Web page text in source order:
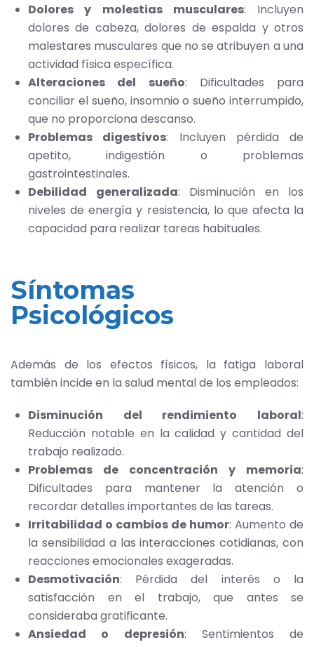
Dolores y molestias musculares: Incluyen
dolores de cabeza, dolores de espalda y otros
malestares musculares que no se atribuyen a una
actividad física específica.
Alteraciones del sueño: Dificultades para
conciliar el sueño, insomnio o sueño interrumpido,
que no proporciona descanso.
Problemas digestivos: Incluyen pérdida de
apetito, indigestión o problemas
gastrointestinales.
Debilidad generalizada: Disminución en los
niveles de energía y resistencia, lo que afecta la
capacidad para realizar tareas habituales.
Síntomas
Psicológicos
Además de los efectos físicos, la fatiga laboral
también incide en la salud mental de los empleados:
Disminución del rendimiento laboral:
Reducción notable en la calidad y cantidad del
trabajo realizado.
Problemas de concentración y memoria:
Dificultades para mantener la atención o
recordar detalles importantes de las tareas.
Irritabilidad o cambios de humor: Aumento de
la sensibilidad a las interacciones cotidianas, con
reacciones emocionales exageradas.
Desmotivación: Pérdida del interés o la
satisfacción en el trabajo, que antes se
consideraba gratificante.
Ansiedad o depresión: Sentimientos de